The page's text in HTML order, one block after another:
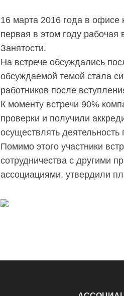
16 марта 2016 года в офисе
первая в этом году рабочая
Занятости.
На встрече обсуждались
обсуждаемой темой стала
работников после
К моменту встречи 90%
проверки и получили
осуществлять
Помимо этого участники
сотрудничества с другими
ассоциациями, утвердили